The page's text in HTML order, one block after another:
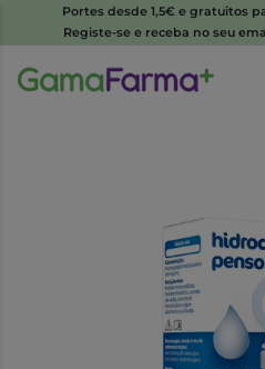
Portes desde 1,5€ e gratuitos
Registe-se e receba no seu